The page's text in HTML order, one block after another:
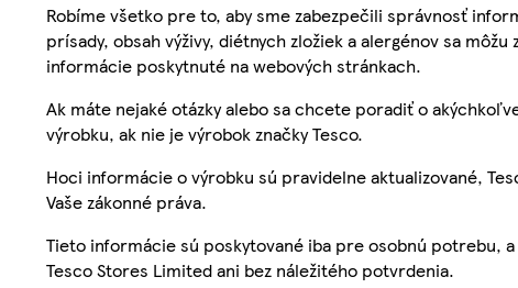
Robíme všetko pre to, aby sme zabezpečili správnosť
prísady, obsah výživy, diétnych zložiek a alergénov sa
informácie poskytnuté na webových stránkach.
Ak máte nejaké otázky alebo sa chcete poradiť o
výrobku, ak nie je výrobok značky Tesco.
Hoci informácie o výrobku sú pravidelne aktualizované,
Vaše zákonné práva.
Tieto informácie sú poskytované iba pre osobnú potrebu,
Tesco Stores Limited ani bez náležitého potvrdenia.